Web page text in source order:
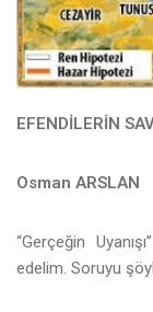
EFENDİLERİN
Osman ARSLAN
“Gerçeğin
edelim. Soruyu